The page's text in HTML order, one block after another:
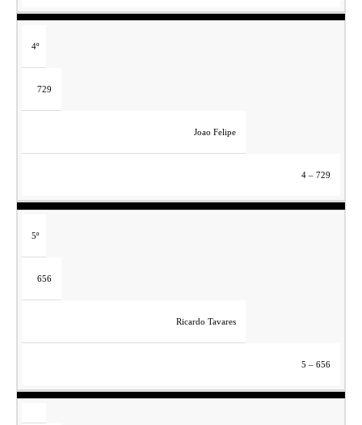
4º
729
Joao Felipe
4 – 729
5º
656
Ricardo Tavares
5 – 656